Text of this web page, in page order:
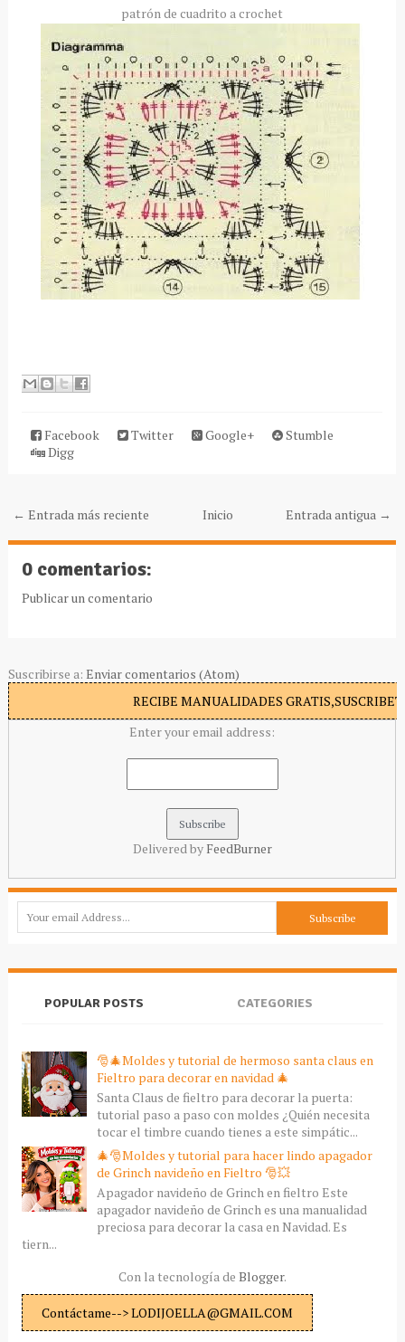
patrón decuadrito acrochet
Facebook Twitter Google+
Stumble
Digg
← Entrada más reciente Entrada antigua →
Inicio
0 comentarios:
Publicar un comentario
Suscribirse a: Enviar comentarios (Atom)
RECIBE MANUALIDADES
Enter your email address:
Delivered by FeedBurner
POPULAR POSTS CATEGORIES
🎅🎄Moldes y tutorial de hermoso santa claus en
Fieltro para decorar en navidad 🎄
Santa Claus de fieltro para decorar la puerta:
tutorial paso a paso con moldes ¿Quién necesita
tocar el timbre cuando tienes a este simpátic...
🎄🎅Moldes y tutorial para hacer lindo apagador
de Grinch navideño en Fieltro 🎅💥
Apagador navideño de Grinch en fieltro Este
apagador navideño de Grinch es una manualidad
preciosa para decorar la casa en Navidad. Es
tiern...
Con la tecnología de Blogger.
Contáctame--> LODIJOELLA@GMAIL.COM